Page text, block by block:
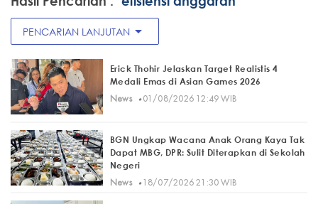
PENCARIAN LANJUTAN arrow_drop_down
Erick Thohir Jelaskan Target Realistis 4
Medali Emas di Asian Games 2026
News· 01/08/2026 12:49 WIB
BGN Ungkap Wacana Anak Orang Kaya Tak
Dapat MBG, DPR: Sulit Diterapkan di Sekolah
Negeri
News· 18/07/2026 21:30 WIB